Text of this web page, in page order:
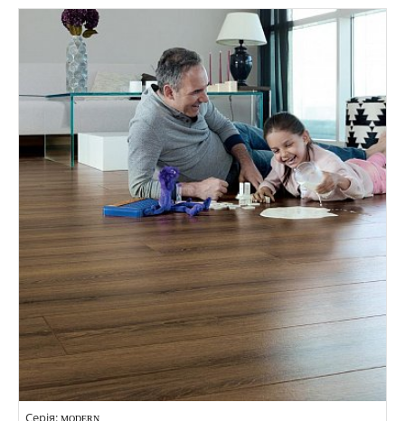
Стилі:
Кольори:
Серія: MODERN